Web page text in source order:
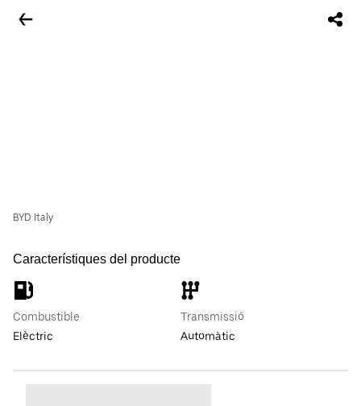
BYD Italy
Característiques del producte
Combustible
Elèctric
Transmissió
Automàtic